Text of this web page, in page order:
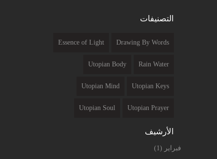
التصنيفات
Drawing By Words
Essence of Light
Rain Water
Utopian Body
Utopian Keys
Utopian Mind
Utopian Prayer
Utopian Soul
الأرشيف
فبراير (1)